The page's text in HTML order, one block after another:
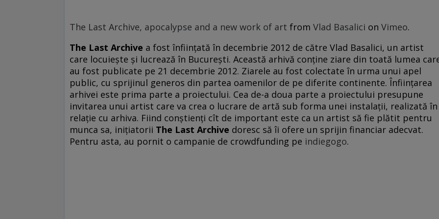
The Last Archive, apocalypse and a new work of art from Vlad Basalici on Vimeo.
The Last Archive a fost înființată în decembrie 2012 de către Vlad Basalici, un artist
care locuiește și lucrează în București. Această arhivă conține ziare din toată lumea
au fost publicate pe 21 decembrie 2012. Ziarele au fost colectate în urma unui apel
public, cu sprijinul generos din partea oamenilor de pe diferite continente. Înființarea
arhivei este prima parte a proiectului. Cea de-a doua parte a proiectului presupune
invitarea unui artist care va crea o lucrare de artă sub forma unei instalații, realizată în
relație cu arhiva. Fiind conștienți cît de important este ca un artist să fie plătit pentru
munca sa, iniţiatorii The Last Archive doresc să îi ofere un sprijin financiar adecvat.
Pentru asta, au pornit o campanie de crowdfunding pe indiegogo.